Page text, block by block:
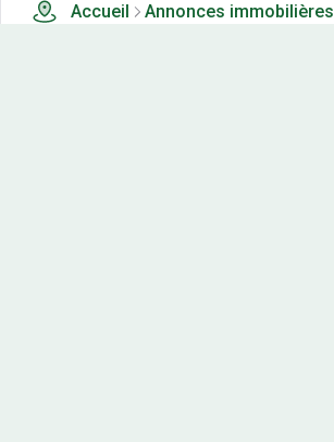
Accueil
Annonces immobilières